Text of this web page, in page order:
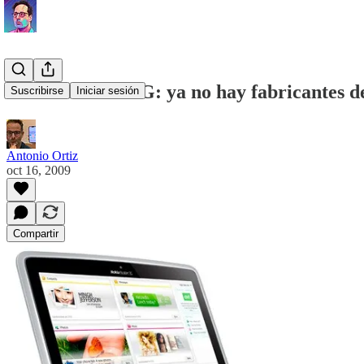
Suscribirse Iniciar sesión
Nokia Booklet 3G: ya no hay fabricantes
Antonio Ortiz
oct 16, 2009
Compartir